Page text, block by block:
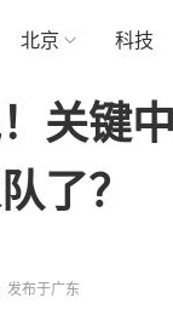
北京 科技
关键
了？
发布于广东